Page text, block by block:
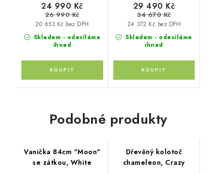
Skladem - odesíláme
ihned
20 653 Kč bez DPH
24 990 Kč
26 990 Kč
Skladem - odesíláme
ihned
24 372 Kč bez DPH
29 490 Kč
34 670 Kč
Podobné produkty
Vanička 84cm "Moon"
se zátkou, White
Dřevěný kolotoč
chameleon, Crazy